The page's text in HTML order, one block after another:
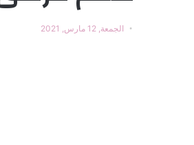
الجمعة, 12 مارس, 2021